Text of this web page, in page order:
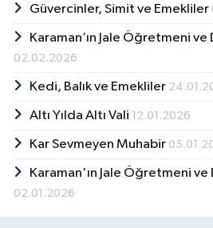
Güvercinler, Simit ve Emekliler
Karaman’ın Jale Öğretmeni
02.02.2026
Kedi, Balık ve Emekliler
Altı Yılda Altı Vali 12.01.2026
Kar Sevmeyen Muhabir
Karaman'ın Jale Öğretmeni
02.01.2026